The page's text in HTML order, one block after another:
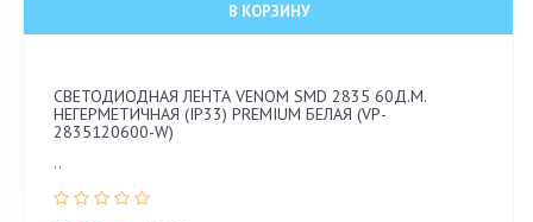
В КОРЗИНУ
СВЕТОДИОДНАЯ ЛЕНТА VENOM SMD 2835 60Д.М.
НЕГЕРМЕТИЧНАЯ (IP33) PREMIUM БЕЛАЯ (VP-
2835120600-W)
..